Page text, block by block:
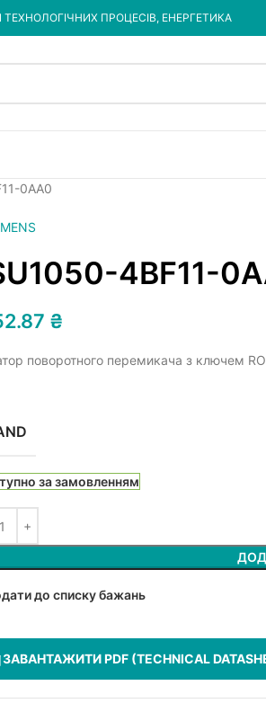
ПРОЦЕСІВ, ЕНЕРГЕТИКА
0AA0
4BF11-
₴
поворотного перемикача з ключем
за замовленням
до списку бажань
ЗАВАНТАЖИТИ PDF (TECHNICAL